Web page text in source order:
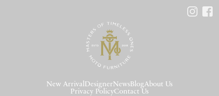
New Arrival DesignerNews BlogAbout Us
Privacy PolicyContact Us